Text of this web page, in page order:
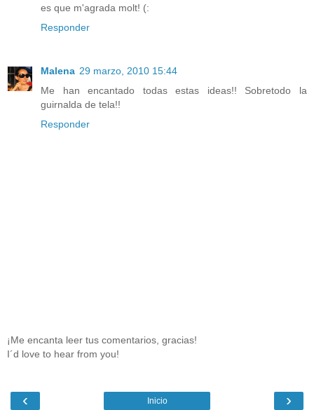
es que m'agrada molt! (:
Responder
Malena 29 marzo, 2010 15:44
Me han encantado todas estas ideas!! Sobretodo la
guirnalda de tela!!
Responder
¡Me encanta leer tus comentarios, gracias!
I´d love to hear from you!
‹ ›
Inicio